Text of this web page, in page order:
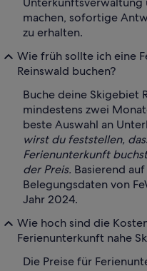
machen, sofortige
zu erhalten.
Wie früh sollte ich eine
Reinswald buchen?
Buche deine Skigebiet
mindestens zwei
beste Auswahl an
wirst du feststellen,
Ferienunterkunft
der Preis. Basierend
Belegungsdaten von
Jahr 2024.
Wie hoch sind die
Ferienunterkunft nahe
Die Preise für